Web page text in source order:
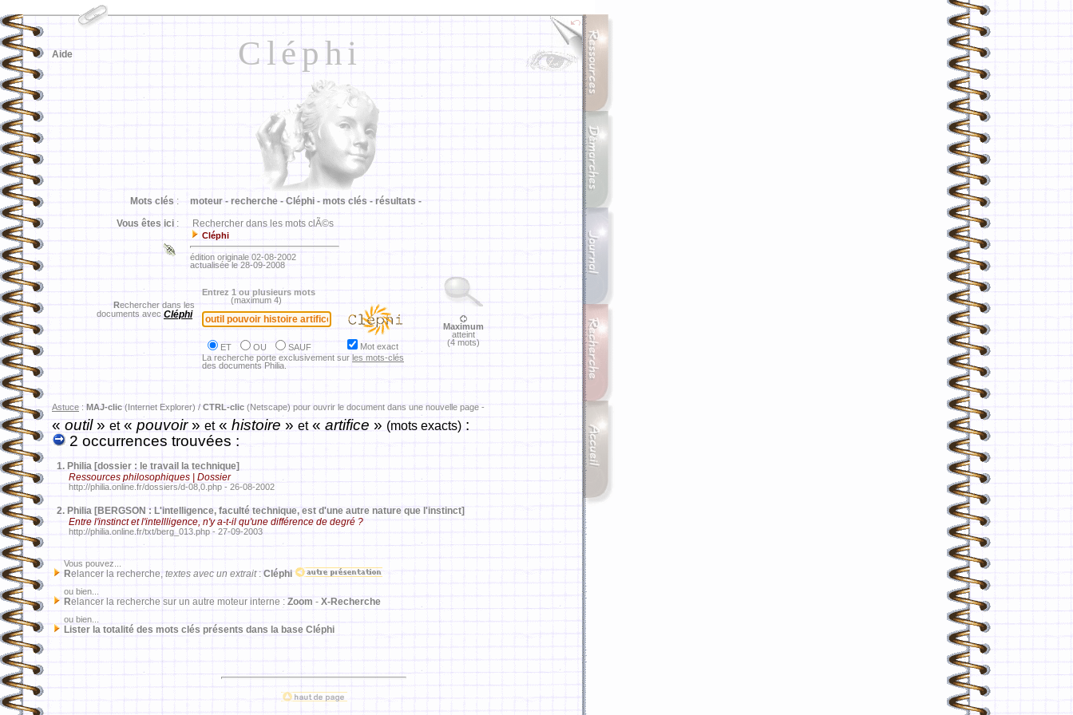
Cléphi
Aide
Mots clés : moteur - recherche - Cléphi - mots clés - résultats -
Vous êtes ici : Rechercher dans les mots clÃ©s
Cléphi
édition originale 02-08-2002
actualisée le 28-09-2008
Rechercher dans les
documents avec Cléphi
Entrez 1 ou plusieurs mots
(maximum 4)
ET OU SAUF
Mot exact
La recherche porte exclusivement sur les mots-clés
des documents Philia.
Maximum
atteint
(4 mots)
Astuce : MAJ-clic (Internet Explorer) / CTRL-clic (Netscape) pour ouvrir le document dans une nouvelle page -
«outil» et« pouvoir» et« histoire » et« artifice » (mots exacts) :
2 occurrences trouvées :
1. Philia [dossier : le travail la technique]
Ressources philosophiques | Dossier
http://philia.online.fr/dossiers/d-08,0.php - 26-08-2002
2. Philia [BERGSON : L'intelligence, faculté technique, est d'une autre nature que l'instinct]
Entre l'instinct et l'intellligence, n'y a-t-il qu'une différence de degré ?
http://philia.online.fr/txt/berg_013.php - 27-09-2003
Vous pouvez...
Relancer la recherche, textes avec un extrait: Cléphi
ou bien...
Relancer la recherche sur un autre moteur interne : Zoom - X-Recherche
ou bien...
Lister la totalité des mots clés présents dans la base Cléphi